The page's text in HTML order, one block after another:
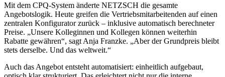
Mit dem CPQ-System änderte NETZSCH die gesamte
Angebotslogik. Heute greifen die Vertriebsmitarbeitenden auf einen
zentralen Konfigurator zurück – inklusive automatisch berechneter
Preise. „Unsere Kolleginnen und Kollegen können weiterhin
Rabatte gewähren“, sagt Anja Franzke. „Aber der Grundpreis bleibt
stets derselbe. Und das weltweit.“
Auch das Angebot entsteht automatisiert: einheitlich aufgebaut,